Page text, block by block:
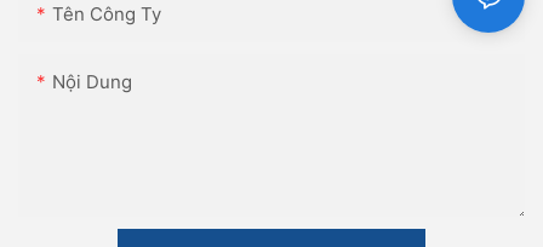
Tên Công Ty
Nội Dung